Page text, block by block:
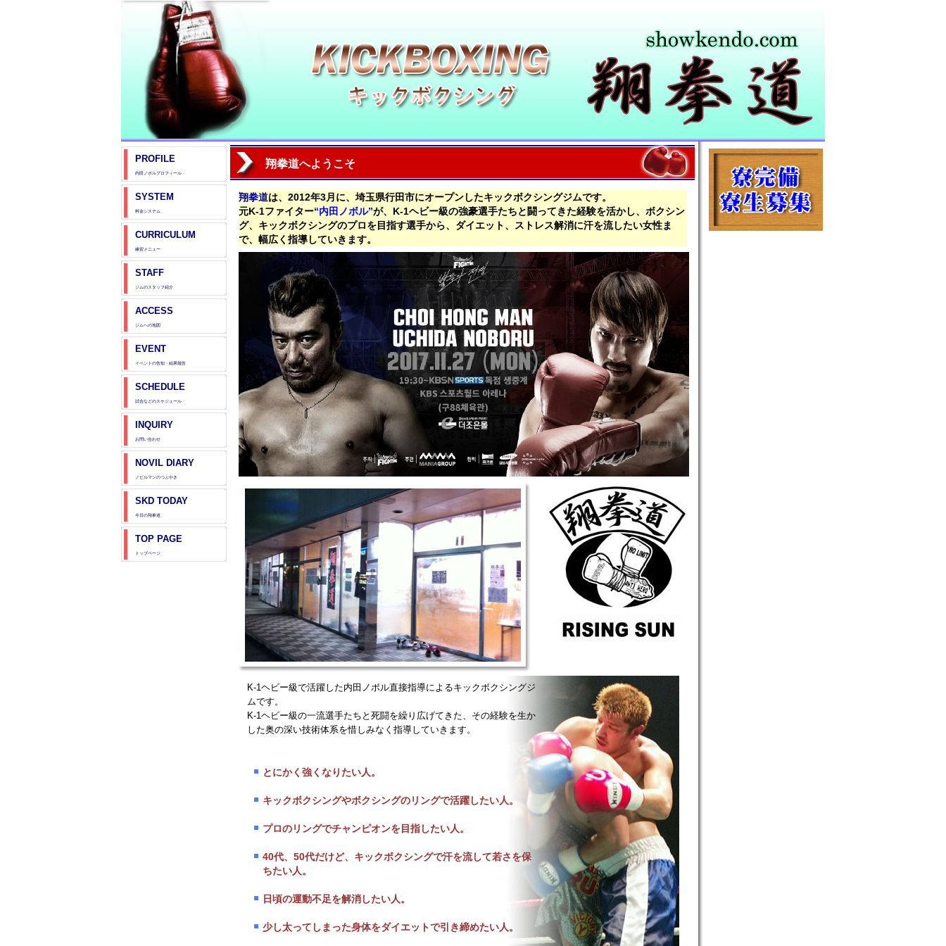
PROFILE
内田ノボルプロフィール
SYSTEM
料金システム
CURRICULUM
練習メニュー
STAFF
ジムのスタッフ紹介
ACCESS
ジムへの地図
EVENT
イベントの告知・結果報告
SCHEDULE
試合などのスケジュール
INQUIRY
お問い合わせ
NOVIL DIARY
ノビルマンのつぶやき
SKD TODAY
今日の翔拳道
TOP PAGE
トップページ
翔拳道へようこそ
翔拳道は、2012年3月に、埼玉県行田市にオープンしたキックボクシングジムです。
元K-1ファイター“内田ノボル”が、K-1ヘビー級の強豪選手たちと闘ってきた経験を活かし、ボクシン
グ、キックボクシングのプロを目指す選手から、ダイエット、ストレス解消に汗を流したい女性ま
で、幅広く指導していきます。
K-1ヘビー級で活躍した内田ノボル直接指導によるキックボクシングジ
ムです。
K-1ヘビー級の一流選手たちと死闘を繰り広げてきた、その経験を生か
した奥の深い技術体系を惜しみなく指導していきます。
とにかく強くなりたい人。
キックボクシングやボクシングのリングで活躍したい人。
プロのリングでチャンピオンを目指したい人。
40代、50代だけど、キックボクシングで汗を流して若さを保
ちたい人。
日頃の運動不足を解消したい人。
少し太ってしまった身体をダイエットで引き締めたい人。